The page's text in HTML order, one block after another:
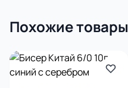
Похожие товары